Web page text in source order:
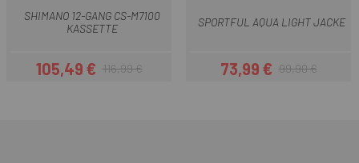
SHIMANO 12-GANG CS-M7100
KASSETTE
Preis
105,49 €Regulärer Preis
116,99 €
SPORTFUL AQUA LIGHT JACKE
Preis
73,99 €Regulärer Preis
99,90 €